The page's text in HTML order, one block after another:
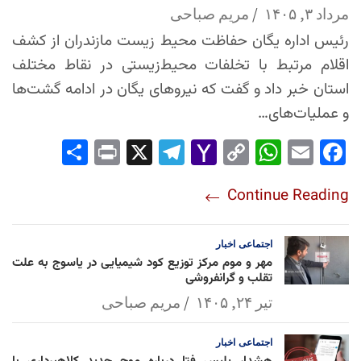
مرداد ۳, ۱۴۰۵ مریم صباحی
رئیس اداره یگان حفاظت محیط زیست مازندران از کشف
اقلام مرتبط با تخلفات محیط‌زیستی در نقاط مختلف
استان خبر داد و گفت که نیروهای یگان در ادامه گشت‌ها
و عملیات‌های…
Fac
ok
Em
Wh
Ap
p
Co
Lin
k
Yah
l
Tel
Pri
Continue Reading
اجتماعی اخبار
مهر و موم مرکز توزیع کود شیمیایی در یاسوج به علت
تقلب و گرانفروشی
تیر ۲۴, ۱۴۰۵ مریم صباحی
اجتماعی اخبار